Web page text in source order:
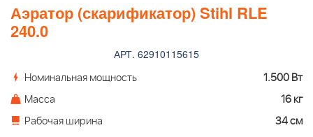
Аэратор (скарификатор) Stihl RLE
240.0
АРТ. 62910115615
Номинальная мощность
1.500 Вт
Масса
16 кг
Рабочая ширина
34 см